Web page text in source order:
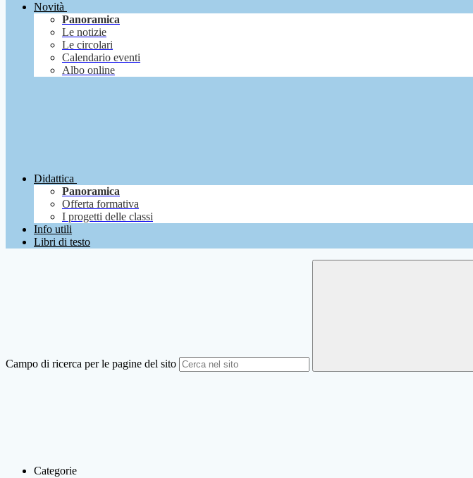
Novità
Panoramica
Le notizie
Le circolari
Calendario eventi
Albo online
Didattica
Panoramica
Offerta formativa
I progetti delle classi
Info utili
Libri di testo
Campo di ricerca per le pagine del sito
Categorie